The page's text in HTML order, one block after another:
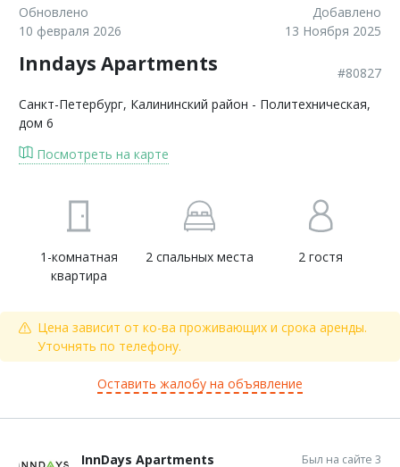
Обновлено
10 февраля 2026
Добавлено
13 Ноября 2025
Inndays Apartments
#80827
Санкт-Петербург, Калининский район - Политехническая,
дом 6
Посмотреть на карте
1-комнатная
квартира
2 спальных места 2 гостя
Цена зависит от ко-ва проживающих и срока аренды.
Уточнять по телефону.
Оставить жалобу на объявление
InnDays Apartments
Был на сайте 3